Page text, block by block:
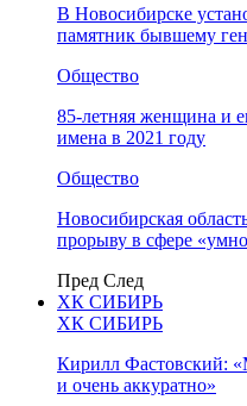
В Новосибирске
памятник бывшему
Общество
85-летняя женщина и
имена в 2021 году
Общество
Новосибирская
прорыву в сфере
Пред След
ХК СИБИРЬ
ХК СИБИРЬ
Кирилл Фастовский:
и очень аккуратно»